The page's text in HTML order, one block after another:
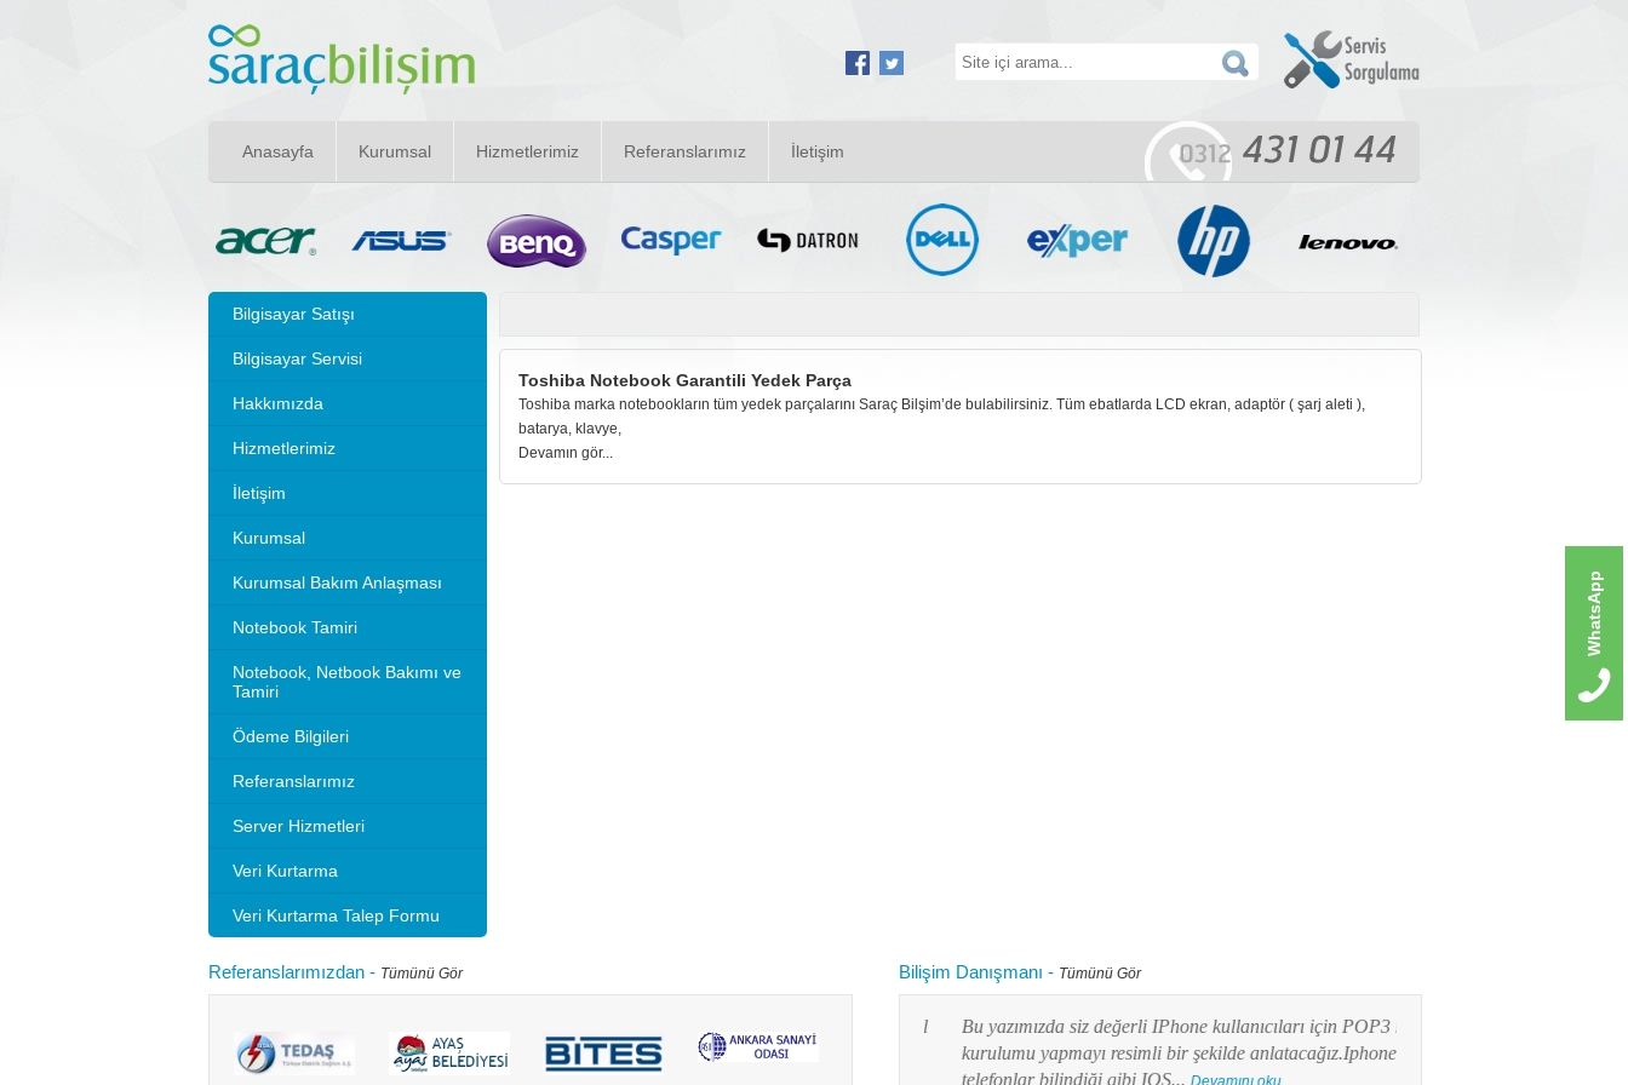
Anasayfa Kurumsal Hizmetlerimiz Referanslarımız İletişim
Bilgisayar Satışı
Bilgisayar Servisi
Hakkımızda
Hizmetlerimiz
İletişim
Kurumsal
Kurumsal Bakım Anlaşması
Notebook Tamiri
Notebook, Netbook Bakımı ve
Tamiri
Ödeme Bilgileri
Referanslarımız
Server Hizmetleri
Veri Kurtarma
Veri Kurtarma Talep Formu
Toshiba Notebook Garantili Yedek Parça
Toshiba marka notebookların tüm yedek parçalarını Saraç Bilşim’de bulabilirsiniz. Tüm ebatlarda LCD ekran, adaptör ( şarj aleti ),
batarya, klavye,
Devamın gör...
Referanslarımızdan - Tümünü Gör Bilişim Danışmanı - Tümünü Gör
sürümleri de benzer ayarlar ile
Resimlerin üzerine tıklay...
hızlandırırım" diye aklınızdan zaman zaman bu soru
Bu yazımızda siz değerli IPhone kullanıcıları için POP3 mail
kurulumu yapmayı resimli bir şekilde anlatacağız.Iphone
telefonlar bilindiği gibi IOS...Devamını oku...
WhatsApp